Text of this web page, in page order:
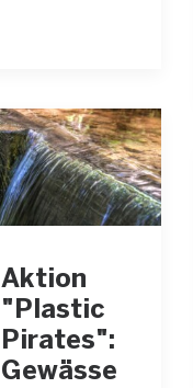
Aktion
"Plastic
Pirates":
Gewässe